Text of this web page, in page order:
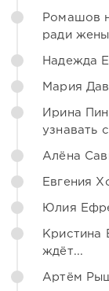
Ромашов
ради жены
Надежда
Мария
Ирина
узнавать
Алёна
Евгения
Юлия
Кристина
ждёт...
Артём